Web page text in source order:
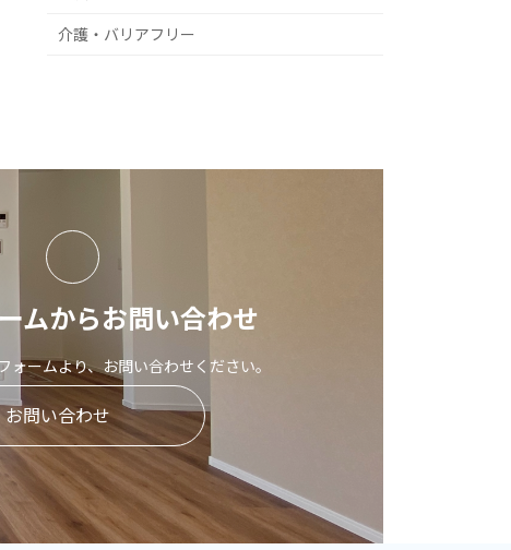
介護・バリアフリー
ムからお問い合わせ
ォームより、お問い合わせください。
お問い合わせ